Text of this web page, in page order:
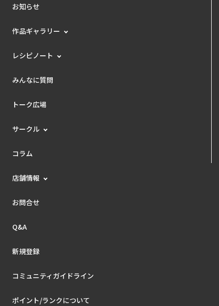
お知らせ
作品ギャラリー
レシピノート
みんなに質問
トーク広場
サークル
コラム
店舗情報
お問合せ
Q&A
新規登録
コミュニティガイドライン
ポイント/ランクについて